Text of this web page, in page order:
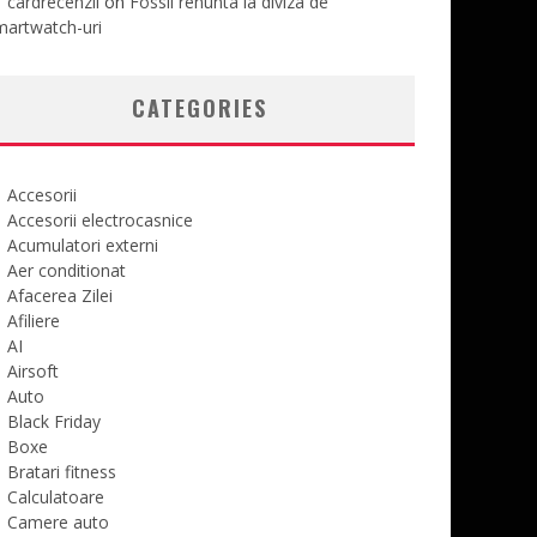
uri
CATEGORIES
Accesorii
Accesorii electrocasnice
Acumulatori externi
Aer conditionat
Afacerea Zilei
Afiliere
AI
Airsoft
Auto
Black Friday
Boxe
Bratari fitness
Calculatoare
Camere auto